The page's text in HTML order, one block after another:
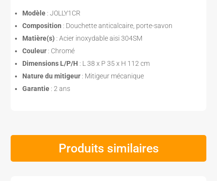
était :
419,00 €.249,00 €.
Modèle : JOLLY1CR
Composition : Douchette anticalcaire, porte-savon
Matière(s) : Acier inoxydable aisi 304SM
Couleur : Chromé
Dimensions L/P/H : L 38 x P 35 x H 112 cm
Nature du mitigeur : Mitigeur mécanique
Garantie : 2 ans
Produits similaires